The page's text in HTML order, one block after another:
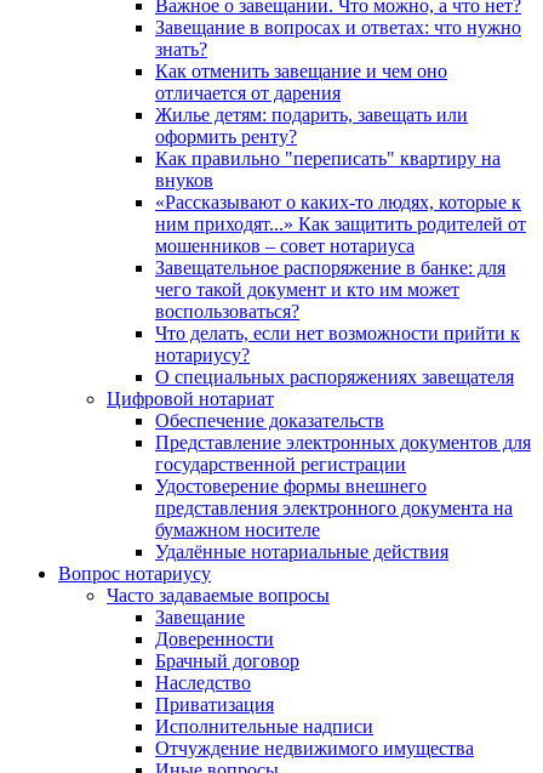
Важное о завещании. Что можно, а что нет?
Завещание в вопросах и ответах: что нужно
знать?
Как отменить завещание и чем оно
отличается от дарения
Жилье детям: подарить, завещать или
оформить ренту?
Как правильно "переписать" квартиру на
внуков
«Рассказывают о каких-то людях, которые к
ним приходят...» Как защитить родителей от
мошенников – совет нотариуса
Завещательное распоряжение в банке: для
чего такой документ и кто им может
воспользоваться?
Что делать, если нет возможности прийти к
нотариусу?
О специальных распоряжениях завещателя
Цифровой нотариат
Обеспечение доказательств
Представление электронных документов для
государственной регистрации
Удостоверение формы внешнего
представления электронного документа на
бумажном носителе
Удалённые нотариальные действия
Вопрос нотариусу
Часто задаваемые вопросы
Завещание
Доверенности
Брачный договор
Наследство
Приватизация
Исполнительные надписи
Отчуждение недвижимого имущества